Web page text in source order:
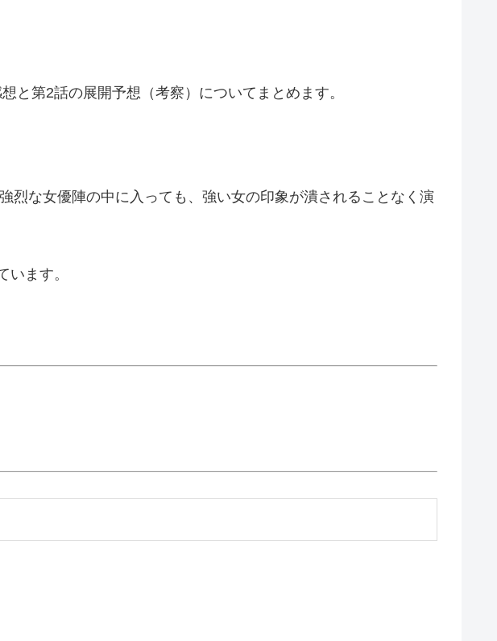
第2話の展開予想（考察）についてまとめます。
烈な女優陣の中に入っても、強い女の印象が潰されることなく演
ます。